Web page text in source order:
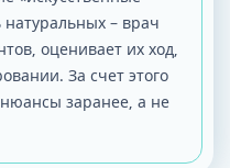
натуральных – врач
оценивает их ход,
За счет этого
заранее, а не